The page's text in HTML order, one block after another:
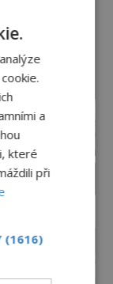
a
které
při
(1616)